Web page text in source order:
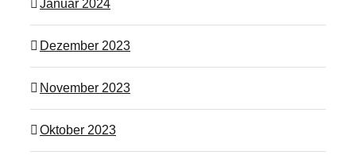
Januar 2024
Dezember 2023
November 2023
Oktober 2023